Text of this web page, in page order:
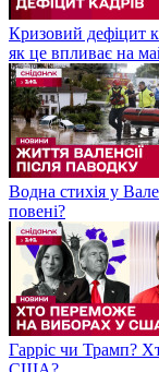
Кризовий дефіцит
як це впливає на
Водна стихія у
повені?
Гарріс чи Трамп?